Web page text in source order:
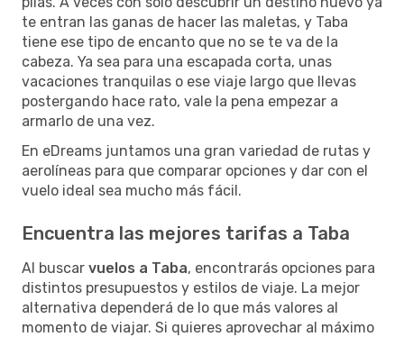
te entran las ganas de hacer las maletas, y Taba
tiene ese tipo de encanto que no se te va de la
cabeza. Ya sea para una escapada corta, unas
vacaciones tranquilas o ese viaje largo que llevas
postergando hace rato, vale la pena empezar a
armarlo de una vez.
En eDreams juntamos una gran variedad de rutas y
aerolíneas para que comparar opciones y dar con el
vuelo ideal sea mucho más fácil.
Encuentra las mejores tarifas a Taba
Al buscar vuelos a Taba, encontrarás opciones para
distintos presupuestos y estilos de viaje. La mejor
alternativa dependerá de lo que más valores al
momento de viajar. Si quieres aprovechar al máximo